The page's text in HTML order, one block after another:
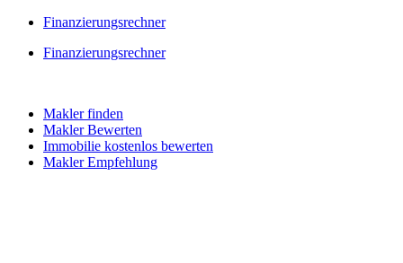
Skip
content
Finanzierungsrechner
Finanzierungsrechner
Makler finden
Makler Bewerten
Immobilie kostenlos bewerten
Makler Empfehlung